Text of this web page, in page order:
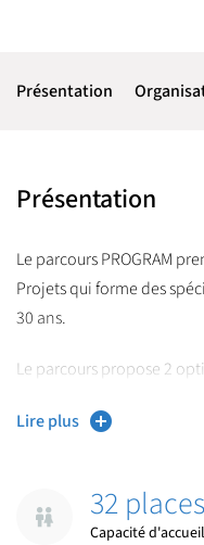
Présentation
Présentation
Le parcours PROGRAM
Projets qui forme des
30 ans.
Le parcours propose 2
L’optionStratégie
Lire plus
32
Capacité